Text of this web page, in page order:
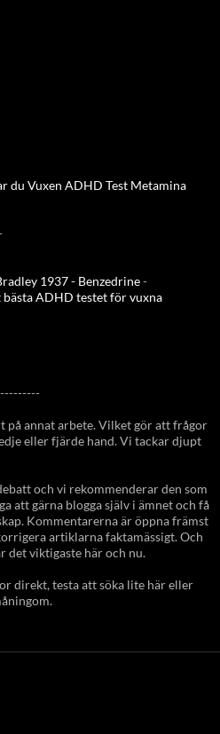
du Vuxen ADHD Test Metamina
1937 - Benzedrine-
bästa ADHD testet för vuxna
på annat arbete. Vilket gör att frågor
eller fjärde hand. Vi tackar djupt
och vi rekommenderar den som
att gärna blogga själv i ämnet och få
Kommentarerna är öppna främst
artiklarna faktamässigt. Och
det viktigaste här och nu.
direkt, testa att söka lite här eller